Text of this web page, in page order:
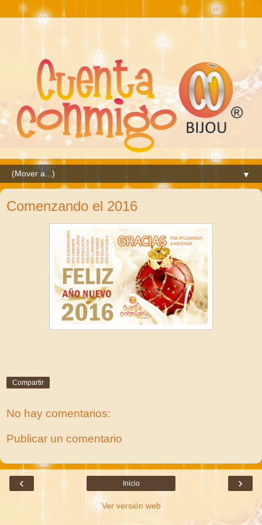
▼
Comenzando el 2016
Compartir
No hay comentarios:
Publicar un comentario
‹ ›
Inicio
Ver versión web